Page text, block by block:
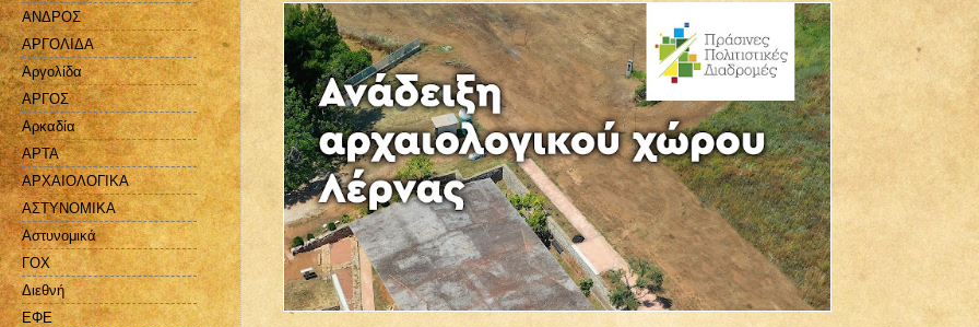
ΑΝΔΡΟΣ
ΑΡΓΟΛΙΔΑ
Αργολίδα
ΑΡΓΟΣ
Αρκαδία
ΑΡΤΑ
ΑΡΧΑΙΟΛΟΓΙΚΑ
ΑΣΤΥΝΟΜΙΚΑ
Αστυνομικά
ΓΟΧ
Διεθνή
ΕΦΕ